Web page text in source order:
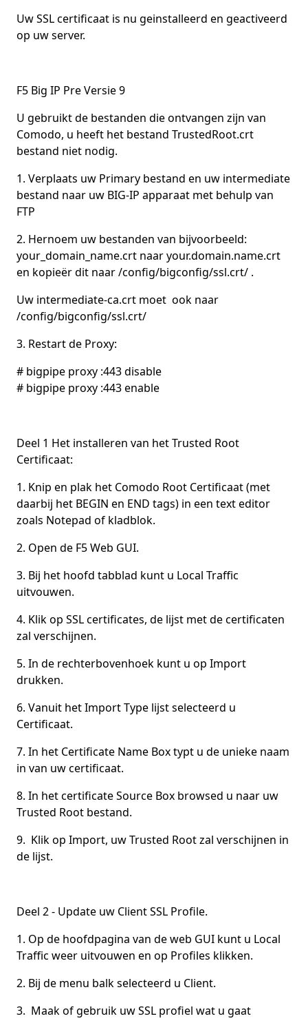
Uw SSL certificaat is nu geinstalleerd en geactiveerd
op uw server.
F5 Big IP Pre Versie 9
U gebruikt de bestanden die ontvangen zijn van
Comodo, u heeft het bestand TrustedRoot.crt
bestand niet nodig.
1. Verplaats uw Primary bestand en uw intermediate
bestand naar uw BIG-IP apparaat met behulp van
FTP
2. Hernoem uw bestanden van bijvoorbeeld:
your_domain_name.crt naar your.domain.name.crt
en kopieër dit naar /config/bigconfig/ssl.crt/ .
Uw intermediate-ca.crt moet ook naar
/config/bigconfig/ssl.crt/
3. Restart de Proxy:
# bigpipe proxy :443 disable
# bigpipe proxy :443 enable
Deel 1 Het installeren van het Trusted Root
Certificaat:
1. Knip en plak het Comodo Root Certificaat (met
daarbij het BEGIN en END tags) in een text editor
zoals Notepad of kladblok.
2. Open de F5 Web GUI.
3. Bij het hoofd tabblad kunt u Local Traffic
uitvouwen.
4. Klik op SSL certificates, de lijst met de certificaten
zal verschijnen.
5. In de rechterbovenhoek kunt u op Import
drukken.
6. Vanuit het Import Type lijst selecteerd u
Certificaat.
7. In het Certificate Name Box typt u de unieke naam
in van uw certificaat.
8. In het certificate Source Box browsed u naar uw
Trusted Root bestand.
9. Klik op Import, uw Trusted Root zal verschijnen in
de lijst.
Deel 2 - Update uw Client SSL Profile.
1. Op de hoofdpagina van de web GUI kunt u Local
Traffic weer uitvouwen en op Profiles klikken.
2. Bij de menu balk selecteerd u Client.
3. Maak of gebruik uw SSL profiel wat u gaat